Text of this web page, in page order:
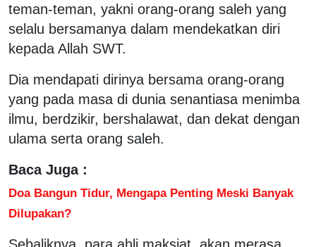
teman-teman, yakni orang-orang saleh yang
selalu bersamanya dalam mendekatkan diri
kepada Allah SWT.
Dia mendapati dirinya bersama orang-orang
yang pada masa di dunia senantiasa menimba
ilmu, berdzikir, bershalawat, dan dekat dengan
ulama serta orang saleh.
Baca Juga :
Doa Bangun Tidur, Mengapa Penting Meski Banyak
Dilupakan?